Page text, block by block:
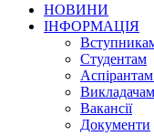
НОВИНИ
ІНФОРМАЦІЯ
Студентам
Викладачам
Вакансії
Документи